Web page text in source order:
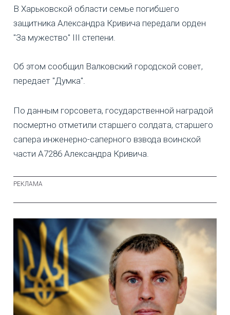
В Харьковской области семье погибшего
защитника Александра Кривича передали орден
"За мужество" III степени.
Об этом сообщил Валковский городской совет,
передает "Думка".
По данным горсовета, государственной наградой
посмертно отметили старшего солдата, старшего
сапера инженерно-саперного взвода воинской
части А7286 Александра Кривича.